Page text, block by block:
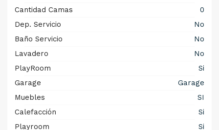
Cantidad Camas
0
Dep. Servicio
No
Baño Servicio
No
Lavadero
No
PlayRoom
Si
Garage
Garage
Muebles
SI
Calefacción
Si
Playroom
Si